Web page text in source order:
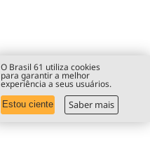
O Brasil 61 utiliza cookies
para garantir a melhor
experiência a seus usuários.
Estou ciente Saber mais